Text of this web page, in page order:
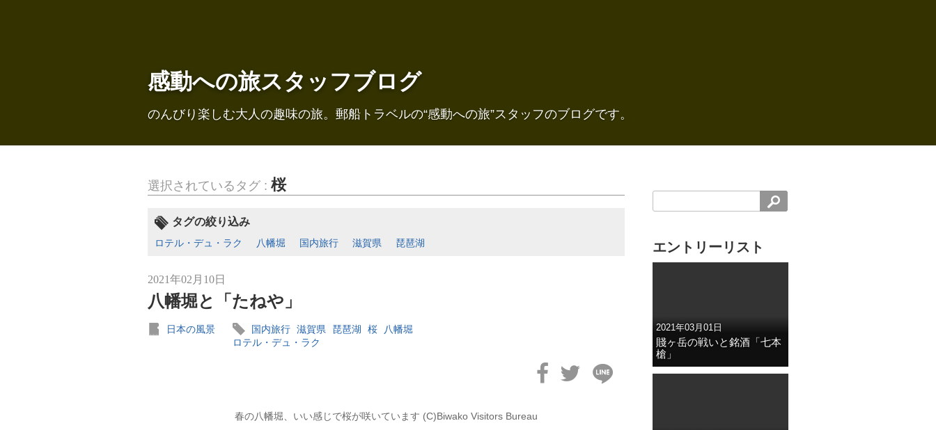
感動への旅スタッフブログ
のんびり楽しむ大人の趣味の旅。郵船トラベルの“感動への旅”スタッフのブログです。
選択されているタグ : 桜
タグの絞り込み
ロテル・デュ・ラク 八幡堀 国内旅行 滋賀県 琵琶湖
2021年02月10日
八幡堀と「たねや」
日本の風景 国内旅行 滋賀県 琵琶湖 桜
八幡堀
ロテル・デュ・ラク
春の八幡堀、いい感じで桜が咲いています (C)Biwako Visitors Bureau
エントリーリスト
2021年03月01日
賤ヶ岳の戦いと銘酒「七本
槍」